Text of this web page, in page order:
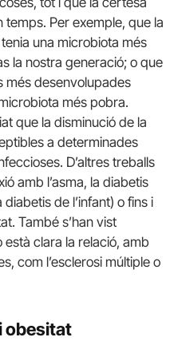
temps. Per exemple, que la
una microbiota més
la nostra generació; o que
més desenvolupades
més pobra.
que la disminució de la
a determinades
D’altres treballs
amb l’asma, la diabetis
de l’infant) o fins i
També s’han vist
clara la relació, amb
com l’esclerosi múltiple o
obesitat